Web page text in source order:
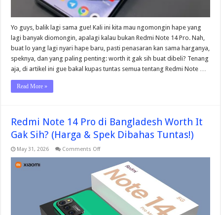
Yo guys, balik lagi sama gue! Kali ini kita mau ngomongin hape yang
lagi banyak diomongin, apalagi kalau bukan Redmi Note 14 Pro. Nah,
buat lo yang lagi nyari hape baru, pasti penasaran kan sama harganya,
speknya, dan yang paling penting: worth it gak sih buat dibeli? Tenang
aja, di artikel ini gue bakal kupas tuntas semua tentang Redmi Note …
Read More »
Redmi Note 14 Pro di Bangladesh Worth It
Gak Sih? (Harga & Spek Dibahas Tuntas!)
May 31, 2026 Comments Offon
14
Pro
di
Bangladesh
Worth
It
Gak